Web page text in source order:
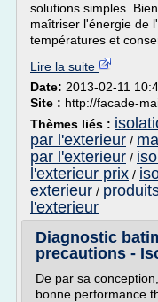
solutions simples.
maîtriser l'énergie de
températures et
Lire la suite
Date: 2013-02-11
Site : http://facade-
Thèmes liés :
par l'exterieur /
par l'exterieur /
l'exterieur prix /
exterieur /
l'exterieur
Diagnostic
precautions -
De par sa
bonne performance